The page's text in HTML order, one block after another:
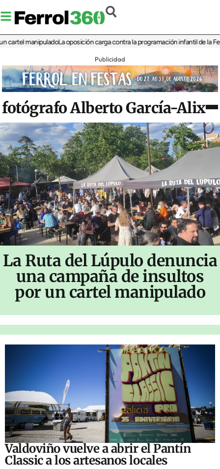
manipuladoLa oposición carga contra la programación infantil de la Feria de
Publicidad
fotógrafo Alberto García-Alix
La Ruta del Lúpulo denuncia
una campaña de insultos
por un cartel manipulado
Valdoviño vuelve a abrir el Pantín
Classic a los artesanos locales